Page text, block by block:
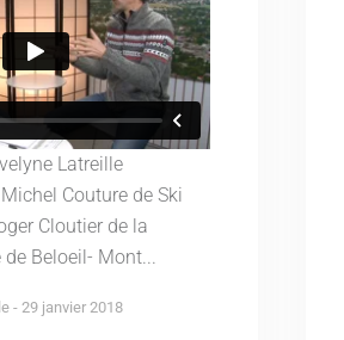
Latreille
Couture de Ski
Cloutier de la
Beloeil- Mont...
- 29 janvier 2018